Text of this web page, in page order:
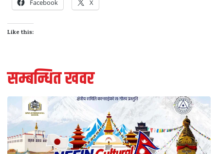
Facebook X
Like this:
सम्बन्धित खवर